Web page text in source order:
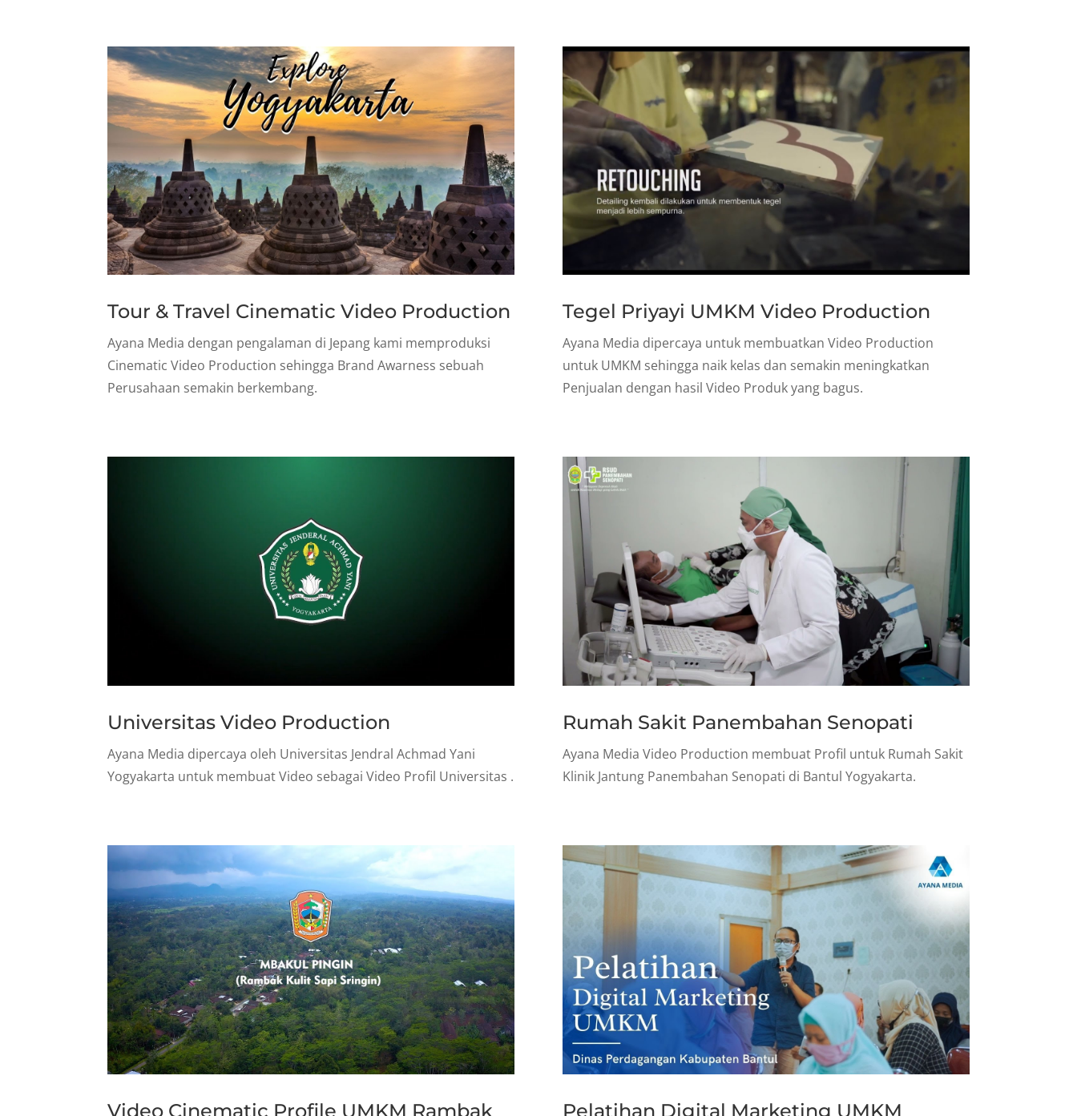
Tour & Travel Cinematic Video Production
Ayana Media dengan pengalaman di Jepang kami memproduksi
Cinematic Video Production sehingga Brand Awarness sebuah
Perusahaan semakin berkembang.
Tegel Priyayi UMKM Video Production
Ayana Media dipercaya untuk membuatkan Video Production
untuk UMKM sehingga naik kelas dan semakin meningkatkan
Penjualan dengan hasil Video Produk yang bagus.
Universitas Video Production
Ayana Media dipercaya oleh Universitas Jendral Achmad Yani
Yogyakarta untuk membuat Video sebagai Video Profil Universitas .
Rumah Sakit Panembahan Senopati
Ayana Media Video Production membuat Profil untuk Rumah Sakit
Klinik Jantung Panembahan Senopati di Bantul Yogyakarta.
Video Cinematic Profile UMKM Rambak Pelatihan Digital Marketing UMKM